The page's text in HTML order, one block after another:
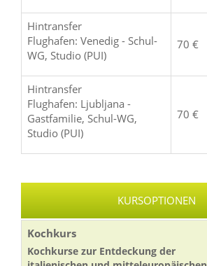
Hintransfer
Flughafen: Venedig - Schul-
WG, Studio (PUI)
70 €
Hintransfer
Flughafen: Ljubljana -
Gastfamilie, Schul-WG,
Studio (PUI)
70 €
KURSOPTIONEN
Kochkurs
Kochkurse zur Entdeckung der